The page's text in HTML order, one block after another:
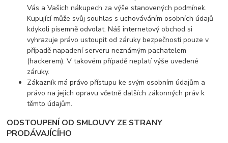
Vás a Vašich nákupech za výše stanovených podmínek.
Kupující může svůj souhlas s uchováváním osobních údajů
kdykoli písemně odvolat. Náš internetový obchod si
vyhrazuje právo ustoupit od záruky bezpečnosti pouze v
případě napadení serveru neznámým pachatelem
(hackerem). V takovém případě neplatí výše uvedené
záruky.
Zákazník má právo přístupu ke svým osobním údajům a
právo na jejich opravu včetně dalších zákonných práv k
těmto údajům.
ODSTOUPENÍ OD SMLOUVY ZE STRANY
PRODÁVAJÍCÍHO